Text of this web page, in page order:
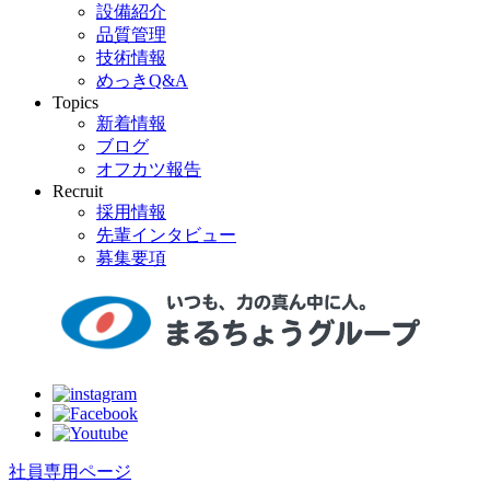
設備紹介
品質管理
技術情報
めっきQ&A
Topics
新着情報
ブログ
オフカツ報告
Recruit
採用情報
先輩インタビュー
募集要項
社員専用ページ